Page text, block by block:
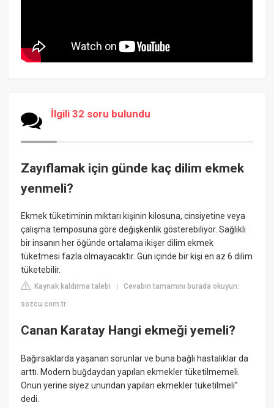
İlgili 32 soru bulundu
Zayıflamak için günde kaç dilim ekmek
yenmeli?
Ekmek tüketiminin miktarı kişinin kilosuna, cinsiyetine veya
çalışma temposuna göre değişkenlik gösterebiliyor. Sağlıklı
bir insanın her öğünde ortalama ikişer dilim ekmek
tüketmesi fazla olmayacaktır. Gün içinde bir kişi en az 6 dilim
tüketebilir.
Kaynak kaldırma talebi |Cevabın tamamını burada okuyun:
sozcu.com.tr
Canan Karatay Hangi ekmeği yemeli?
Bağırsaklarda yaşanan sorunlar ve buna bağlı hastalıklar da
arttı. Modern buğdaydan yapılan ekmekler tüketilmemeli.
Onun yerine siyez unundan yapılan ekmekler tüketilmeli”
dedi.